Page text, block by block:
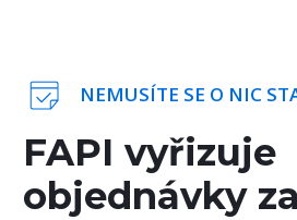
NEMUSÍTE SE O NIC
FAPI vyřizuje
objednávky